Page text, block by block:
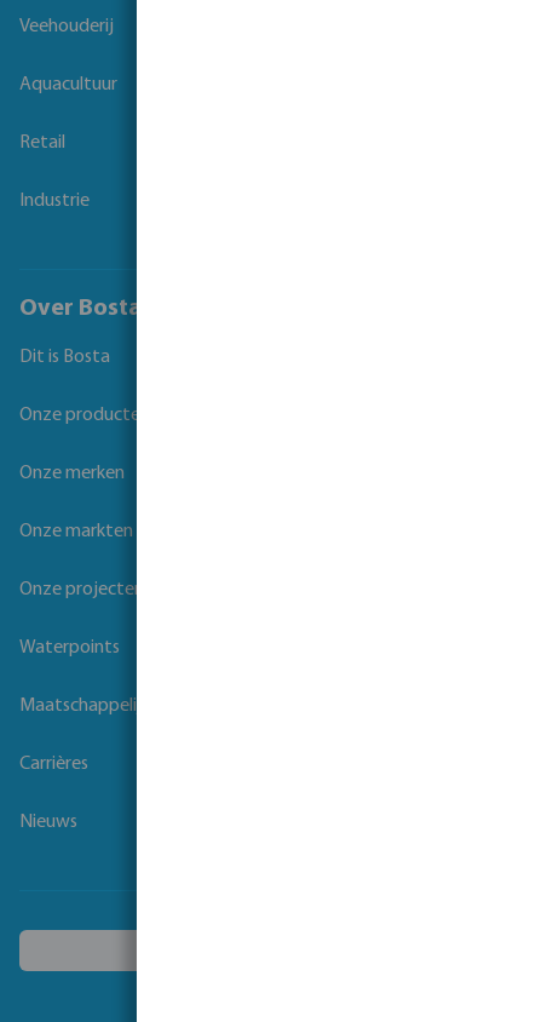
Veehouderij
Aquacultuur
Retail
Industrie
Over Bosta
Dit is Bosta
Onze producten
Onze merken
Onze markten
Onze projecten
Waterpoints
Maatschappelijk verantwoord ondernemen
Carrières
Nieuws